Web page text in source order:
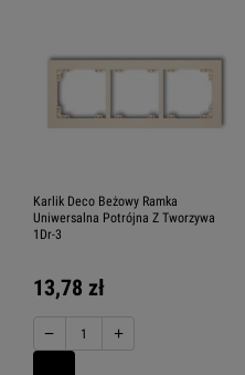
Karlik Deco Beżowy Ramka
Uniwersalna Potrójna Z Tworzywa
1Dr-3
13,78 zł
− +